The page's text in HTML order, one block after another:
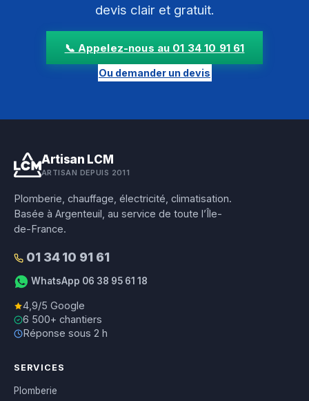
devis clair et gratuit.
📞 Appelez-nous au 01 34 10 91 61
Ou demander un devis
Artisan LCM
ARTISAN DEPUIS 2011
Plomberie, chauffage, électricité, climatisation.
Basée à Argenteuil, au service de toute l’Île-
de-France.
01 34 10 91 61
WhatsApp 06 38 95 61 18
4,9/5 Google
6 500+ chantiers
Réponse sous 2 h
SERVICES
Plomberie